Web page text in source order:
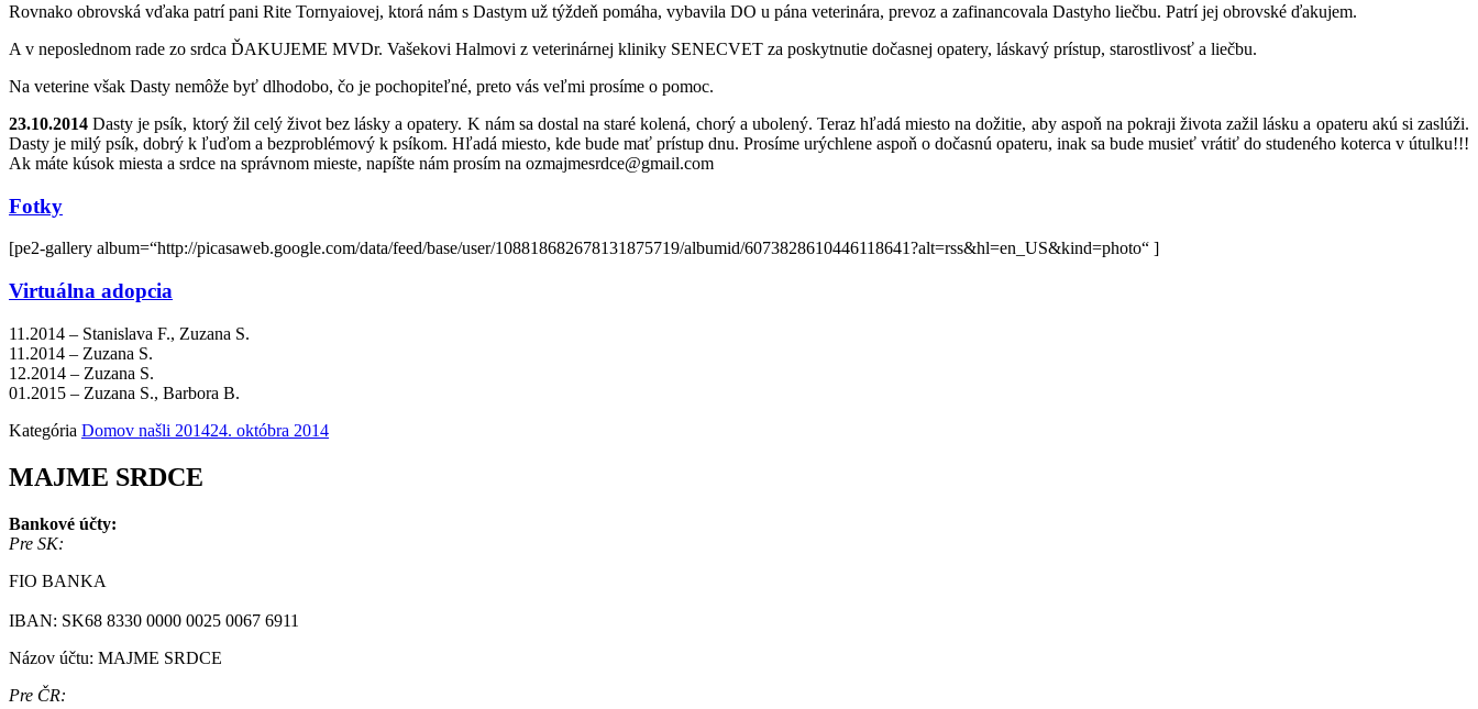
Rovnako obrovská vďaka patrí pani Rite Tornyaiovej, ktorá nám s Dastym už týždeň pomáha, vybavila DO u pána veterinára, prevoz a zafinancovala Dastyho liečbu. Patrí jej obrovské ďakujem.
A v neposlednom rade zo srdca ĎAKUJEME MVDr. Vašekovi Halmovi z veterinárnej kliniky SENECVET za poskytnutie dočasnej opatery, láskavý prístup, starostlivosť a liečbu.
Na veterine však Dasty nemôže byť dlhodobo, čo je pochopiteľné, preto vás veľmi prosíme o pomoc.
23.10.2014 Dasty je psík, ktorý žil celý život bez lásky a opatery. K nám sa dostal na staré kolená, chorý a ubolený. Teraz hľadá miesto na dožitie, aby aspoň na pokraji života zažil lásku a opateru akú si zaslúži.
Dasty je milý psík, dobrý k ľuďom a bezproblémový k psíkom. Hľadá miesto, kde bude mať prístup dnu. Prosíme urýchlene aspoň o dočasnú opateru, inak sa bude musieť vrátiť do studeného koterca v útulku!!!
Ak máte kúsok miesta a srdce na správnom mieste, napíšte nám prosím na ozmajmesrdce@gmail.com
Fotky
[pe2-gallery album=“http://picasaweb.google.com/data/feed/base/user/108818682678131875719/albumid/6073828610446118641?alt=rss&hl=en_US&kind=photo“ ]
Virtuálna adopcia
11.2014 – Stanislava F., Zuzana S.
11.2014 – Zuzana S.
12.2014 – Zuzana S.
01.2015 – Zuzana S., Barbora B.
Kategória Domov našli 201424. októbra 2014
MAJME SRDCE
Bankové účty:
Pre SK:
FIO BANKA
IBAN: SK68 8330 0000 0025 0067 6911
Názov účtu: MAJME SRDCE
Pre ČR: